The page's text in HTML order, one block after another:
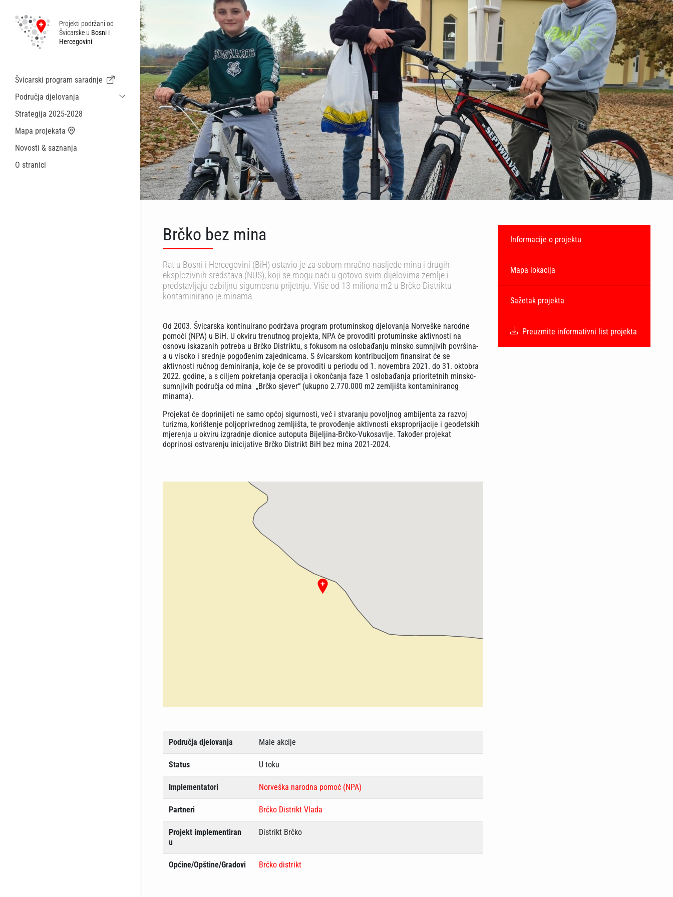
Projekti podržani od
Švicarske u Bosni i
Hercegovini
Švicarski program saradnje
Područja djelovanja
Održiva ekonomska saradnja i migracije
Strategija 2025-2028
Mapa projekata
Novosti & saznanja
O stranici
Brčko bez mina
Rat u Bosni i Hercegovini (BiH) ostavio je za sobom mračno nasljeđe mina i drugih
eksplozivnih sredstava (NUS), koji se mogu naći u gotovo svim dijelovima zemlje i
predstavljaju ozbiljnu sigurnosnu prijetnju. Više od 13 miliona m2 u Brčko Distriktu
kontaminirano je minama.
Od 2003. Švicarska kontinuirano podržava program protuminskog djelovanja Norveške narodne
pomoći (NPA) u BiH. U okviru trenutnog projekta, NPA će provoditi protuminske aktivnosti na
osnovu iskazanih potreba u Brčko Distriktu, s fokusom na oslobađanju minsko sumnjivih površina-
a u visoko i srednje pogođenim zajednicama. S švicarskom kontribucijom finansirat će se
aktivnosti ručnog deminiranja, koje će se provoditi u periodu od 1. novembra 2021. do 31. oktobra
2022. godine, a s ciljem pokretanja operacija i okončanja faze 1 oslobađanja prioritetnih minsko-
sumnjivih područja od mina „Brčko sjever“ (ukupno 2.770.000 m2 zemljišta kontaminiranog
minama).
Projekat će doprinijeti ne samo općoj sigurnosti, već i stvaranju povoljnog ambijenta za razvoj
turizma, korištenje poljoprivrednog zemljišta, te provođenje aktivnosti eksproprijacije i geodetskih
mjerenja u okviru izgradnje dionice autoputa Bijeljina-Brčko-Vukosavlje. Također projekat
doprinosi ostvarenju inicijative Brčko Distrikt BiH bez mina 2021-2024.
Područja djelovanja Male akcije
Status U toku
Implementatori Norveška narodna pomoć (NPA)
Partneri Brčko Distrikt Vlada
Projekt implementiran
u
Distrikt Brčko
Općine/Opštine/Gradovi Brčko distrikt
Informacije o projektu
Mapa lokacija
Sažetak projekta
Preuzmite informativni list projekta